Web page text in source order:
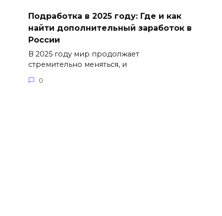
Подработка в 2025 году: Где и как
найти дополнительный заработок в
России
В 2025 году мир продолжает
стремительно меняться, и
0